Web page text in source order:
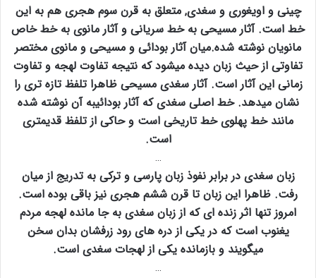
چینی و اویغوری و سغدی‚ متعلق به قرن سوم هجری هم به این
خط است. آثار مسیحی به خط سریانی و آثار مانوی به خط خاص
مانویان نوشته شده.میان آثار بودائی و مسیحی و مانوی مختصر
تفاوتی از حیث زبان دیده میشود که نتیجه تفاوت لهجه و تفاوت
زمانی این آثار است. آثار سغدی مسیحی ظاهرا تلفظ تازه تری را
نشان میدهد. خط اصلی سغدی که آثار بودائیبه آن نوشته شده
مانند خط پهلوی خط تاریخی است و حاکی از تلفظ قدیمتری
است.
…
زبان سغدی در برابر نفوذ زبان پارسی و ترکی به تدریج از میان
رفت. ظاهرا این زبان تا قرن ششم هجری نیز باقی بوده است.
امروز تنها اثر زنده ای که از زبان سغدی به جا مانده لهجه مردم
یغنوب است که در یکی از دره های رود زرفشان بدان سخن
میگویند و بازمانده یکی از لهجات سغدی است.
…